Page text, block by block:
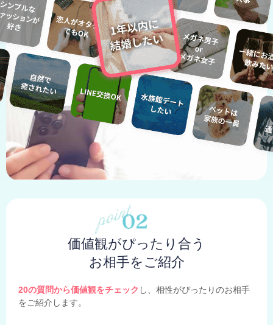
価値観がぴったり合う
お相手をご紹介
20の質問から価値観をチェック し、相性がぴったりのお相手
をご紹介します。